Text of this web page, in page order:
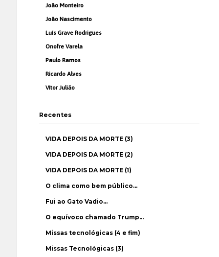
João Monteiro
João Nascimento
Luís Grave Rodrigues
Onofre Varela
Paulo Ramos
Ricardo Alves
Vítor Julião
Recentes
VIDA DEPOIS DA MORTE (3)
VIDA DEPOIS DA MORTE (2)
VIDA DEPOIS DA MORTE (1)
O clima como bem público…
Fui ao Gato Vadio…
O equívoco chamado Trump…
Missas tecnológicas (4 e fim)
Missas Tecnológicas (3)